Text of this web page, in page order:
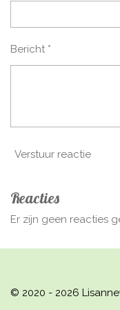
Bericht *
Verstuur reactie
Reacties
Er zijn geen reacties
© 2020 - 2026